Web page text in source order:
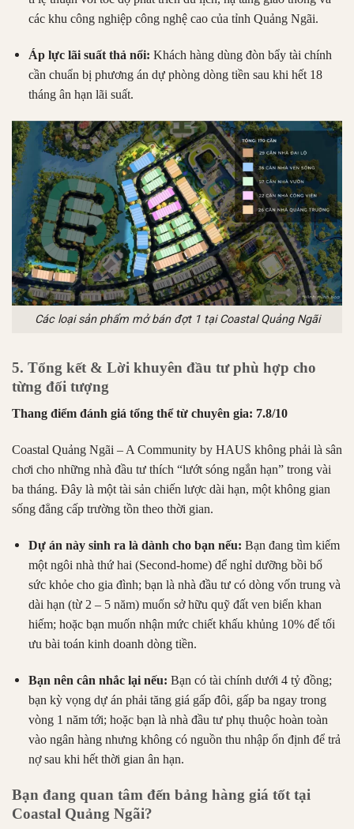
các khu công nghiệp công nghệ cao của tỉnh Quảng Ngãi.
Áp lực lãi suất thả nổi: Khách hàng dùng đòn bẩy tài chính
cần chuẩn bị phương án dự phòng dòng tiền sau khi hết 18
tháng ân hạn lãi suất.
Các loại sản phẩm mở bán đợt 1 tại Coastal Quảng Ngãi
5. Tổng kết & Lời khuyên đầu tư phù hợp cho
từng đối tượng
Thang điểm đánh giá tổng thể từ chuyên gia: 7.8/10
Coastal Quảng Ngãi – A Community by HAUS không phải là sân
chơi cho những nhà đầu tư thích “lướt sóng ngắn hạn” trong vài
ba tháng. Đây là một tài sản chiến lược dài hạn, một không gian
sống đẳng cấp trường tồn theo thời gian.
Dự án này sinh ra là dành cho bạn nếu: Bạn đang tìm kiếm
một ngôi nhà thứ hai (Second-home) để nghỉ dưỡng bồi bổ
sức khỏe cho gia đình; bạn là nhà đầu tư có dòng vốn trung và
dài hạn (từ 2 – 5 năm) muốn sở hữu quỹ đất ven biển khan
hiếm; hoặc bạn muốn nhận mức chiết khấu khủng 10% để tối
ưu bài toán kinh doanh dòng tiền.
Bạn nên cân nhắc lại nếu: Bạn có tài chính dưới 4 tỷ đồng;
bạn kỳ vọng dự án phải tăng giá gấp đôi, gấp ba ngay trong
vòng 1 năm tới; hoặc bạn là nhà đầu tư phụ thuộc hoàn toàn
vào ngân hàng nhưng không có nguồn thu nhập ổn định để trả
nợ sau khi hết thời gian ân hạn.
Bạn đang quan tâm đến bảng hàng giá tốt tại
Coastal Quảng Ngãi?